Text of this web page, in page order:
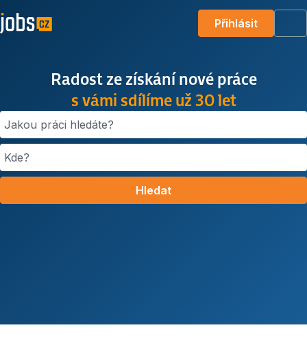
Přihlásit
Radost ze získání nové práce
s vámi sdílíme už 30 let
Jakou práci hledáte?
Kde?
Hledat